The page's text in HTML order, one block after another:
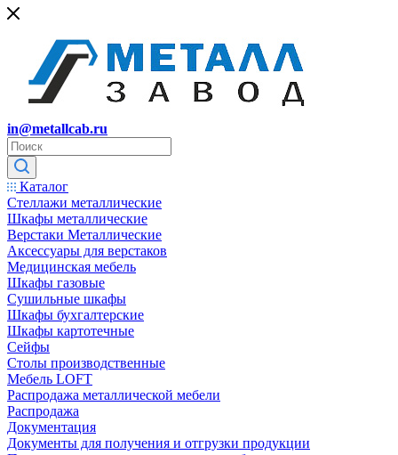
in@metallcab.ru
Каталог
Стеллажи металлические
Шкафы металлические
Верстаки Металлические
Аксессуары для верстаков
Медицинская мебель
Шкафы газовые
Сушильные шкафы
Шкафы бухгалтерские
Шкафы картотечные
Сейфы
Столы производственные
Мебель LOFT
Распродажа металлической мебели
Распродажа
Документация
Документы для получения и отгрузки продукции